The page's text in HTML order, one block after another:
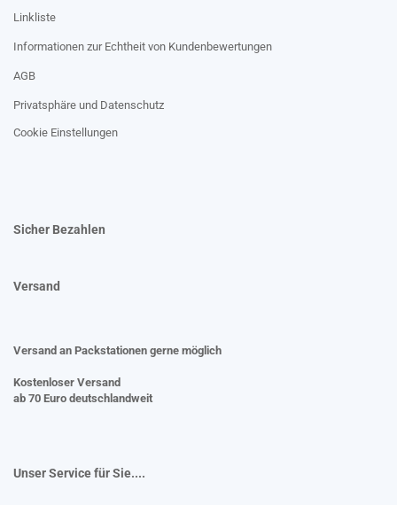
Linkliste
Informationen zur Echtheit von Kundenbewertungen
AGB
Privatsphäre und Datenschutz
Cookie Einstellungen
Sicher Bezahlen
Versand
Versand an Packstationen gerne möglich
Kostenloser Versand
ab 70 Euro deutschlandweit
Unser Service für Sie....